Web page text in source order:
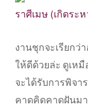
ราศีเมษ (เกิดระ
งานชุกจะเรียก
ให้ดีด้วยล่ะ ดูเห
จะได้รับการพิจ
คาดคิดคาดฝันม